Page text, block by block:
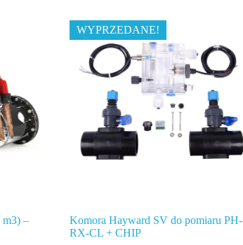
m3) –
WYPRZEDANE!
Komora Hayward SV do pomiaru PH-
RX-CL + CHIP